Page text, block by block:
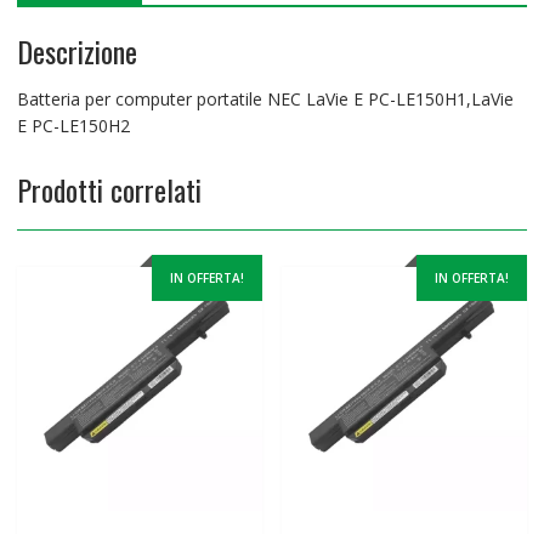
Descrizione
Batteria per computer portatile NEC LaVie E PC-LE150H1,LaVie
E PC-LE150H2
Prodotti correlati
IN OFFERTA! IN OFFERTA!